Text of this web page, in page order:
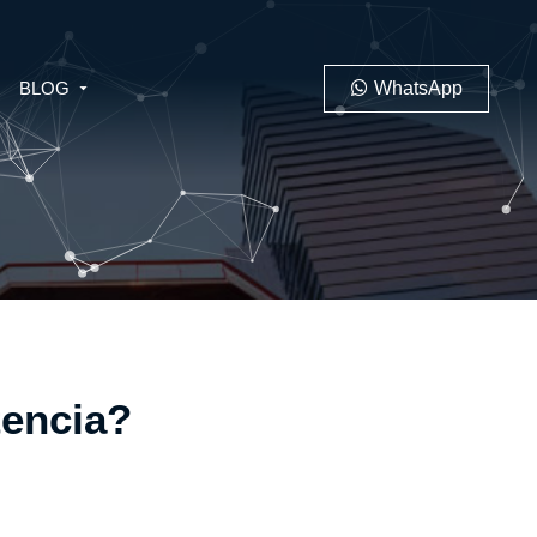
BLOG
PENAL
LABORAL
WhatsApp